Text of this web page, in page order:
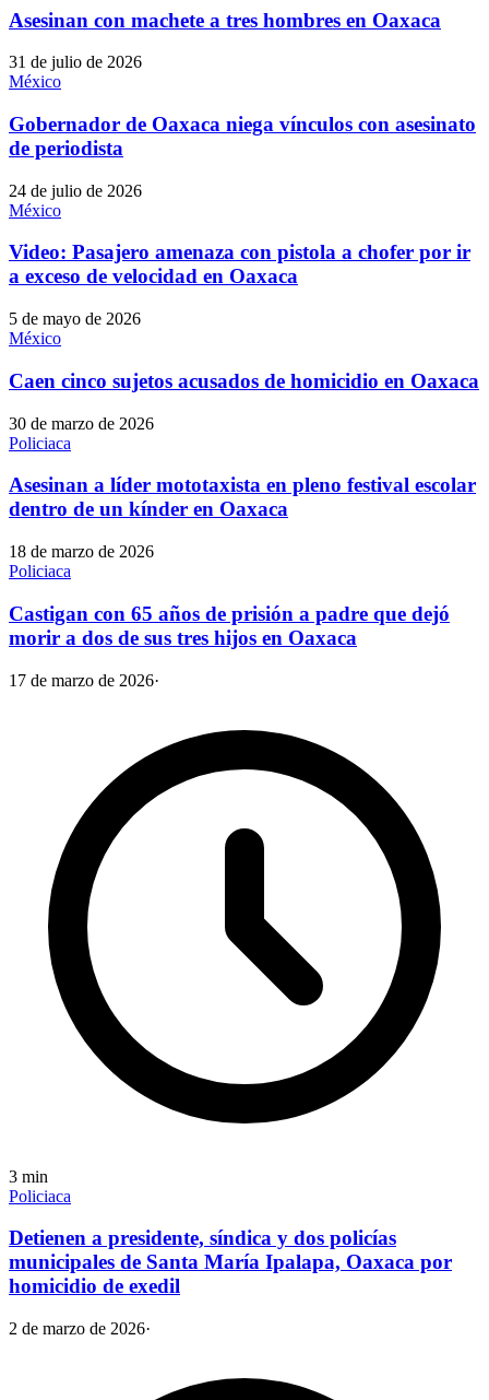
Asesinan con machete a tres hombres en Oaxaca
31 de julio de 2026
México
Gobernador de Oaxaca niega vínculos con asesinato
de periodista
24 de julio de 2026
México
Video: Pasajero amenaza con pistola a chofer por ir
a exceso de velocidad en Oaxaca
5 de mayo de 2026
México
Caen cinco sujetos acusados de homicidio en Oaxaca
30 de marzo de 2026
Policiaca
Asesinan a líder mototaxista en pleno festival escolar
dentro de un kínder en Oaxaca
18 de marzo de 2026
Policiaca
Castigan con 65 años de prisión a padre que dejó
morir a dos de sus tres hijos en Oaxaca
17 de marzo de 2026·
3 min
Policiaca
Detienen a presidente, síndica y dos policías
municipales de Santa María Ipalapa, Oaxaca por
homicidio de exedil
2 de marzo de 2026·